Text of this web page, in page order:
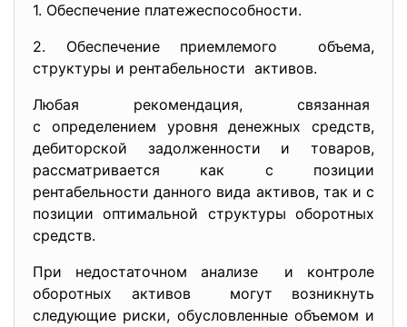
1. Обеспечение платежеспособности.
2. Обеспечение приемлемого объема,
структуры и рентабельности активов.
Любая рекомендация, связанная
с определением уровня денежных средств,
дебиторской задолженности и товаров,
рассматривается как с позиции
рентабельности данного вида активов, так и с
позиции оптимальной структуры оборотных
средств.
При недостаточном анализе и контроле
оборотных активов могут возникнуть
следующие риски, обусловленные объемом и